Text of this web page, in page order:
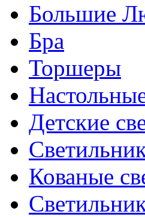
Большие
Бра
Торшеры
Детские
Кованые